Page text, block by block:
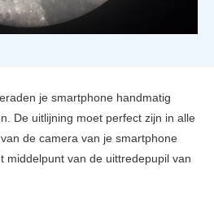
je smartphone handmatig
De uitlijning moet perfect zijn in alle
de camera van je smartphone
middelpunt van de uittredepupil van